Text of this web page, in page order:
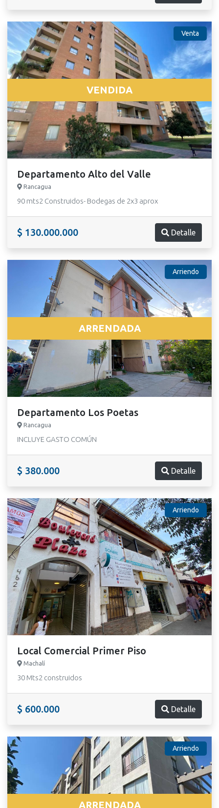
Venta
VENDIDA
Departamento Alto del Valle
Rancagua
90 mts2 Construidos- Bodegas de 2x3 aprox
$ 130.000.000 Detalle
Arriendo
ARRENDADA
Departamento Los Poetas
Rancagua
INCLUYE GASTO COMÚN
$ 380.000 Detalle
Arriendo
Local Comercial Primer Piso
Machalí
30 Mts2 construidos
$ 600.000 Detalle
Arriendo
ARRENDADA